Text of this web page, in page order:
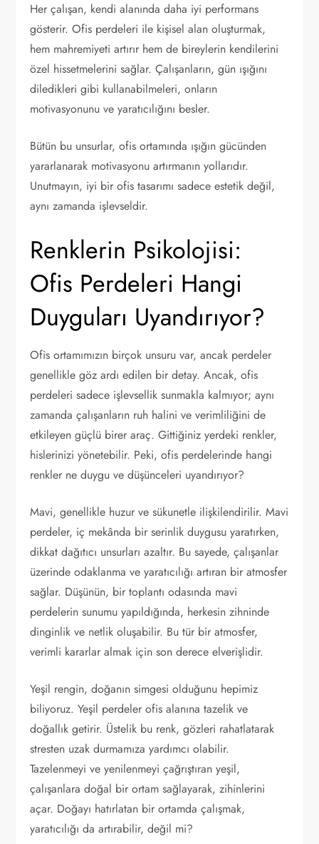
Her çalışan, kendi alanında daha iyi performans
gösterir. Ofis perdeleri ile kişisel alan oluşturmak,
hem mahremiyeti artırır hem de bireylerin kendilerini
özel hissetmelerini sağlar. Çalışanların, gün ışığını
diledikleri gibi kullanabilmeleri, onların
motivasyonunu ve yaratıcılığını besler.
Bütün bu unsurlar, ofis ortamında ışığın gücünden
yararlanarak motivasyonu artırmanın yollarıdır.
Unutmayın, iyi bir ofis tasarımı sadece estetik değil,
aynı zamanda işlevseldir.
Renklerin Psikolojisi:
Ofis Perdeleri Hangi
Duyguları Uyandırıyor?
Ofis ortamımızın birçok unsuru var, ancak perdeler
genellikle göz ardı edilen bir detay. Ancak, ofis
perdeleri sadece işlevsellik sunmakla kalmıyor; aynı
zamanda çalışanların ruh halini ve verimliliğini de
etkileyen güçlü birer araç. Gittiğiniz yerdeki renkler,
hislerinizi yönetebilir. Peki, ofis perdelerinde hangi
renkler ne duygu ve düşünceleri uyandırıyor?
Mavi, genellikle huzur ve sükunetle ilişkilendirilir. Mavi
perdeler, iç mekânda bir serinlik duygusu yaratırken,
dikkat dağıtıcı unsurları azaltır. Bu sayede, çalışanlar
üzerinde odaklanma ve yaratıcılığı artıran bir atmosfer
sağlar. Düşünün, bir toplantı odasında mavi
perdelerin sunumu yapıldığında, herkesin zihninde
dinginlik ve netlik oluşabilir. Bu tür bir atmosfer,
verimli kararlar almak için son derece elverişlidir.
Yeşil rengin, doğanın simgesi olduğunu hepimiz
biliyoruz. Yeşil perdeler ofis alanına tazelik ve
doğallık getirir. Üstelik bu renk, gözleri rahatlatarak
stresten uzak durmamıza yardımcı olabilir.
Tazelenmeyi ve yenilenmeyi çağrıştıran yeşil,
çalışanlara doğal bir ortam sağlayarak, zihinlerini
açar. Doğayı hatırlatan bir ortamda çalışmak,
yaratıcılığı da artırabilir, değil mi?